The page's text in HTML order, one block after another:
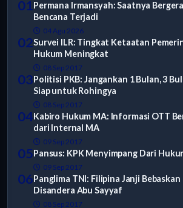
01Permana Irmansyah: Saatnya
Bencana Terjadi
04 Agu 2026
02Survei ILR: Tingkat Ketaatan
Hukum Meningkat
08 Sep 2017
03Politisi PKB: Jangankan 1 Bulan, 3
Siap untuk Rohingya
08 Sep 2017
04Kabiro Hukum MA: Informasi OTT
dari Internal MA
09 Sep 2017
05Pansus: KPK Menyimpang Dari
09 Sep 2017
06Panglima TNI: Filipina Janji
Disandera Abu Sayyaf
08 Sep 2017